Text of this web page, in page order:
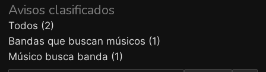
Avisos clasificados
Todos (2)
Bandas que buscan músicos (1)
Músico busca banda (1)